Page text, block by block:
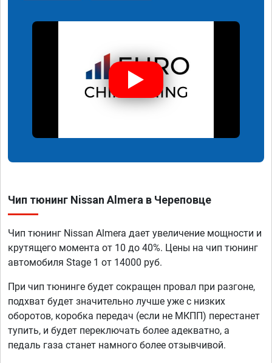
Чип тюнинг Nissan Almera в Череповце
Чип тюнинг Nissan Almera дает увеличение мощности и
крутящего момента от 10 до 40%. Цены на чип тюнинг
автомобиля Stage 1 от 14000 руб.
При чип тюнинге будет сокращен провал при разгоне,
подхват будет значительно лучше уже с низких
оборотов, коробка передач (если не МКПП) перестанет
тупить, и будет переключать более адекватно, а
педаль газа станет намного более отзывчивой.